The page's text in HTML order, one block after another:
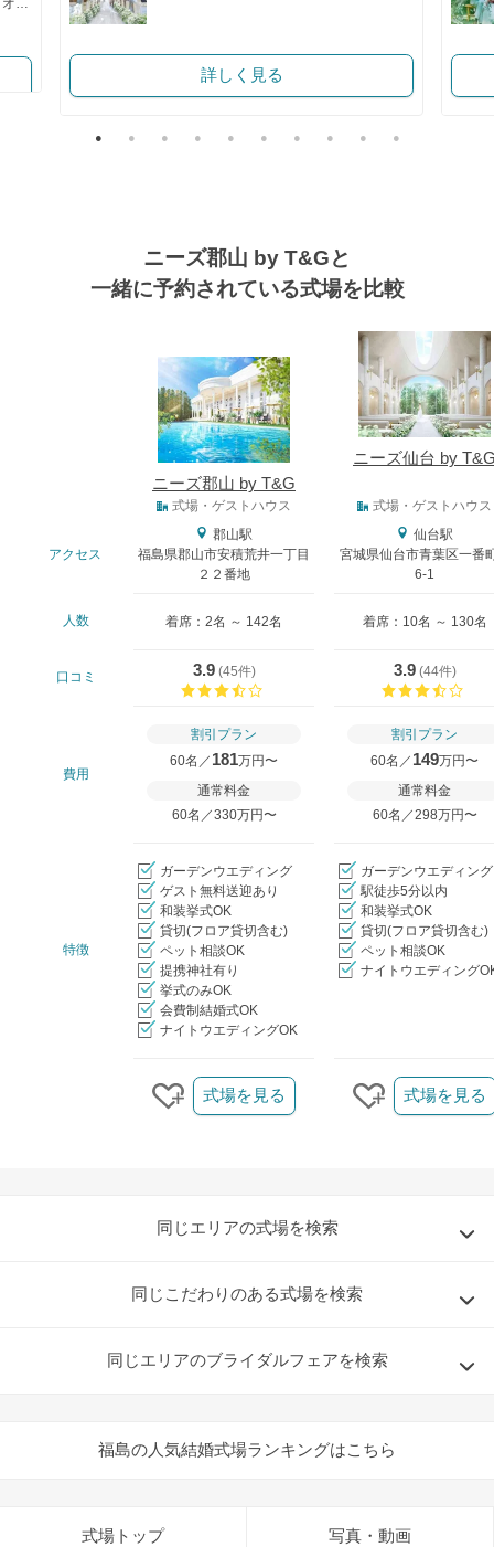
料金：【無料】3万円相当の国産和牛＆オマール海老コース試食付
詳しく見る
ニーズ郡山 by T&Gと
一緒に予約されている式場を比較
ニーズ郡山 by T&G
ニーズ仙台 by
式場・ゲストハウス 式場・ゲストハウス
アクセス
郡山駅
福島県郡山市安積荒井一丁目
２２番地
仙台駅
宮城県仙台市青葉区一番
6-1
人数 着席：2名 ～ 142名 着席：10名 ～ 130名
口コミ 3.9(45件)
3.9(44件)
費用
割引プラン
60名／ 181万円〜
通常料金
60名／330万円〜
割引プラン
60名／ 149万円〜
通常料金
60名／298万円〜
特徴
ガーデンウエディング
ゲスト無料送迎あり
和装挙式OK
貸切(フロア貸切含む)
ペット相談OK
提携神社有り
挙式のみOK
会費制結婚式OK
ナイトウエディングOK
ガーデンウエディング
駅徒歩5分以内
和装挙式OK
貸切(フロア貸切含む)
ペット相談OK
ナイトウエディング
クリップする
式場を見る
クリップする
式場を見る
同じエリアの式場を検索
同じこだわりのある式場を検索
同じエリアのブライダルフェアを検索
福島の人気結婚式場ランキングはこちら
式場トップ 写真・動画